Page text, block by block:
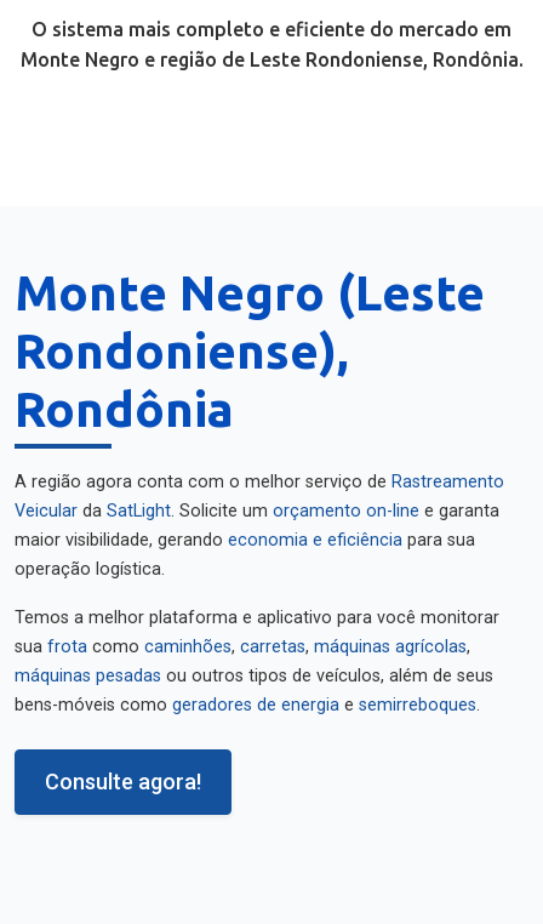
O sistema mais completo e eficiente do mercado em
Monte Negro e região de Leste Rondoniense, Rondônia.
Monte Negro (Leste
Rondoniense),
Rondônia
A região agora conta com o melhor serviço de Rastreamento
Veicular da SatLight. Solicite um orçamento on-line e garanta
maior visibilidade, gerando economia e eficiência para sua
operação logística.
Temos a melhor plataforma e aplicativo para você monitorar
sua frota como caminhões, carretas, máquinas agrícolas,
máquinas pesadas ou outros tipos de veículos, além de seus
bens-móveis como geradores de energia e semirreboques.
Consulte agora!